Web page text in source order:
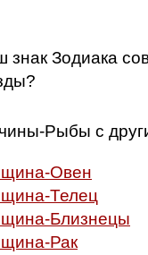
знак Зодиака
Рыбы с
Овен
Телец
Близнецы
Рак